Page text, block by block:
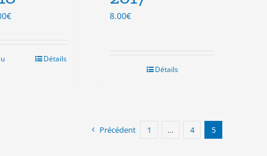
€Le
Détails
8.00€
Détails
Précédent 1 … 4 5